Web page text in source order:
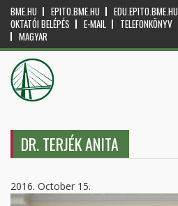
BME.HU EPITO.BME.HU EDU.EPITO.BME.HU
OKTATÓI BELÉPÉS
E-MAIL TELEFONKÖNYV
MAGYAR
DR. TERJÉK ANITA
2016. October 15.